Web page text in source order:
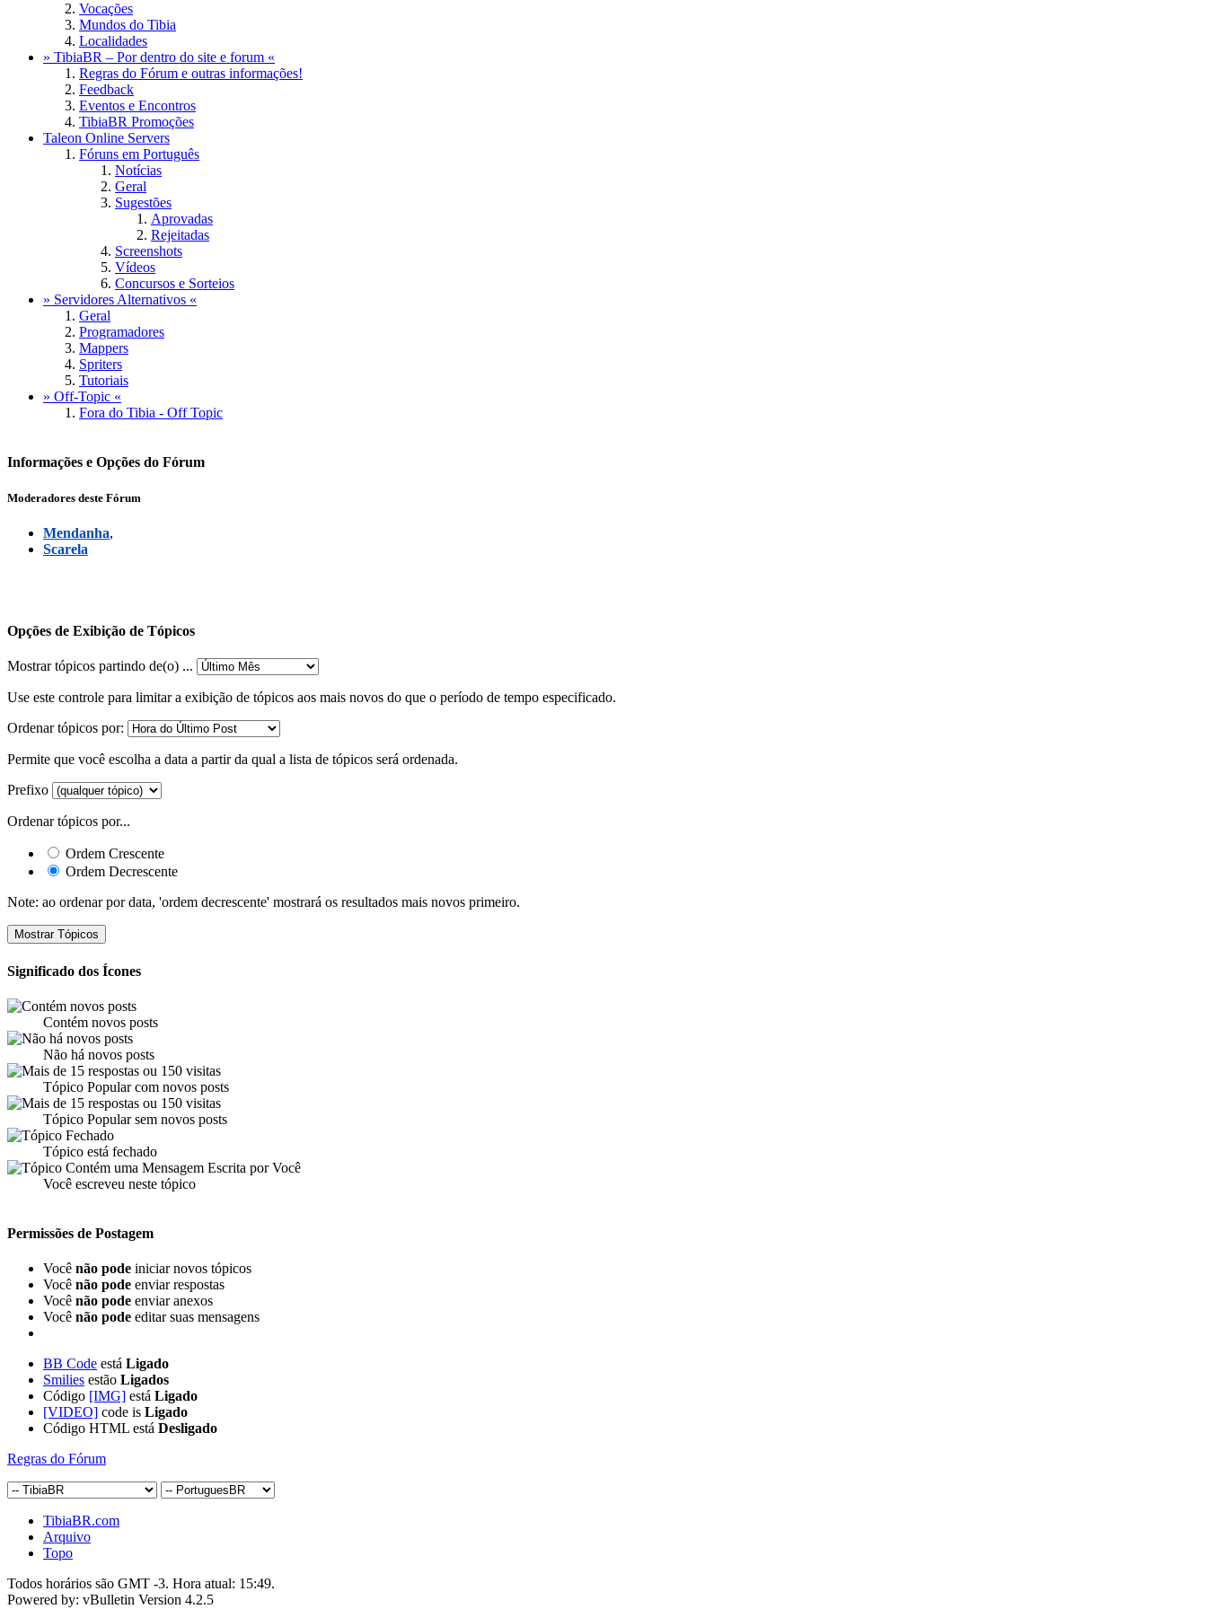
Vocações
Mundos do Tibia
Localidades
» TibiaBR – Por dentro do site e forum «
Regras do Fórum e outras informações!
Feedback
Eventos e Encontros
TibiaBR Promoções
Taleon Online Servers
Fóruns em Português
Notícias
Geral
Sugestões
Aprovadas
Rejeitadas
Screenshots
Vídeos
Concursos e Sorteios
» Servidores Alternativos «
Geral
Programadores
Mappers
Spriters
Tutoriais
» Off-Topic «
Fora do Tibia - Off Topic
Informações e Opções do Fórum
Moderadores deste Fórum
Mendanha,
Scarela
Opções de Exibição de Tópicos
Mostrar tópicos partindo de(o) ...
Use este controle para limitar a exibição de tópicos aos mais novos do que o período de tempo especificado.
Ordenar tópicos por:
Permite que você escolha a data a partir da qual a lista de tópicos será ordenada.
Prefixo
Ordenar tópicos por...
Ordem Crescente
Ordem Decrescente
Note: ao ordenar por data, 'ordem decrescente' mostrará os resultados mais novos primeiro.
Significado dos Ícones
Contém novos posts
Não há novos posts
Tópico Popular com novos posts
Tópico Popular sem novos posts
Tópico está fechado
Você escreveu neste tópico
Permissões de Postagem
Você não pode iniciar novos tópicos
Você não pode enviar respostas
Você não pode enviar anexos
Você não pode editar suas mensagens
BB Code está Ligado
Smilies estão Ligados
Código [IMG] está Ligado
[VIDEO] code is Ligado
Código HTML está Desligado
Regras do Fórum
TibiaBR.com
Arquivo
Topo
Todos horários são GMT -3. Hora atual: 15:49.
Powered by: vBulletin Version 4.2.5